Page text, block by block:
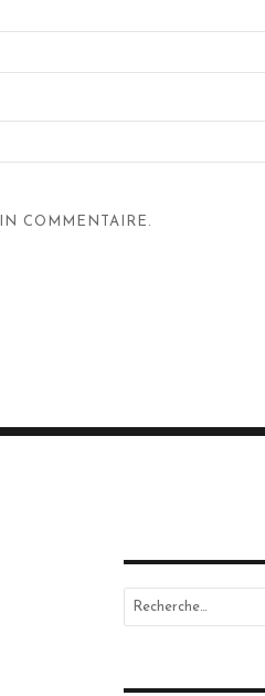
COMMENTAIRE.
Recherche